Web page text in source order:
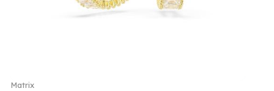
Matrix